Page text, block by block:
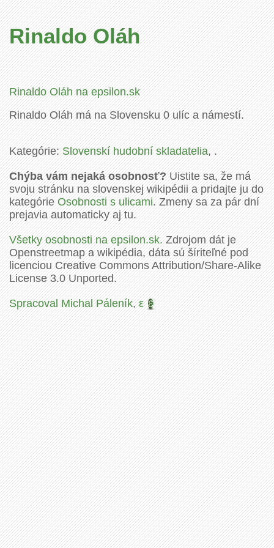
Rinaldo Oláh
Rinaldo Oláh na epsilon.sk
Rinaldo Oláh má na Slovensku 0 ulíc a námestí.
Kategórie:Slovenskí hudobní skladatelia, .
Chýba vám nejaká osobnosť?Uistite sa, že má
svoju stránku na slovenskej wikipédii a pridajte ju do
kategórieOsobnosti s ulicami. Zmeny sa za pár dní
prejavia automaticky aj tu.
Všetky osobnosti na epsilon.sk.Zdrojom dát je
Openstreetmap a wikipédia, dáta sú šíriteľné pod
licenciou Creative Commons Attribution/Share-Alike
License 3.0 Unported.
Spracoval Michal Páleník,ε